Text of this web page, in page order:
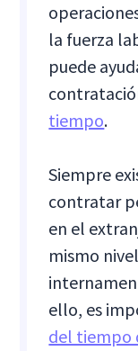
la fuerza
puede
tiempo.
Siempre
contratar
en el
mismo
ello, es
del tiempo